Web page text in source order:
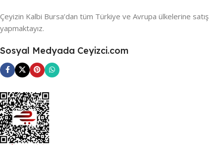
Çeyizin Kalbi Bursa’dan tüm Türkiye ve Avrupa ülkelerine satış
yapmaktayız.
Sosyal Medyada Ceyizci.com